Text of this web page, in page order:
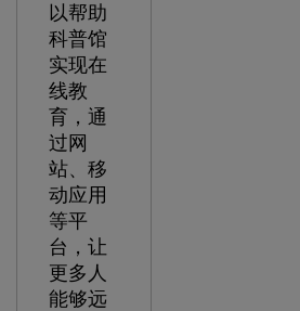
以帮助
科普馆
实现在
线教
育，通
过网
站、移
动应用
等平
台，让
更多人
能够远